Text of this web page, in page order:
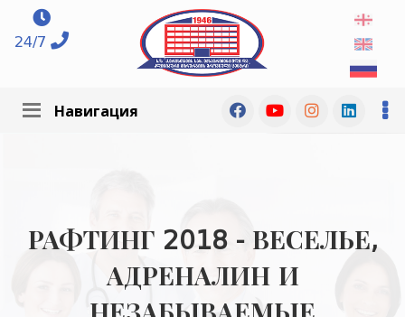
24/7
Навигация
РАФТИНГ 2018 - ВЕСЕЛЬЕ,
АДРЕНАЛИН И